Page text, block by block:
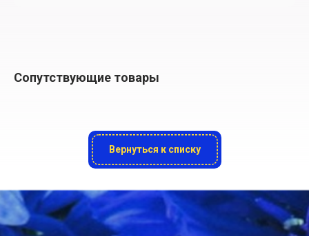
Сопутствующие товары
Вернуться к списку